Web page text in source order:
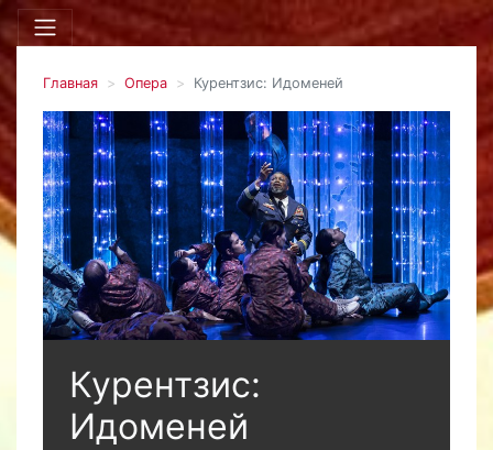
Главная Опера Курентзис: Идоменей
Курентзис:
Идоменей